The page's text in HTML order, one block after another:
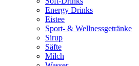
Energy Drinks
Eistee
Sport- & Wellnessgetränke
Sirup
Säfte
Milch